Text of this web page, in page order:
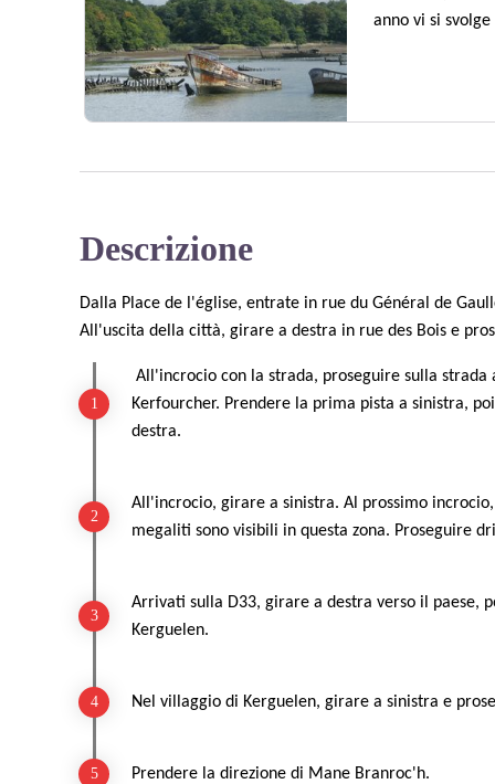
View picture in full screen
anno vi si
Descrizione
Dalla Place de l'église, entrate in rue du Général de
All'uscita della città, girare a destra in rue des Bois e
All'incrocio con la strada, proseguire sulla
Kerfourcher. Prendere la prima pista a sinistra,
destra.
All'incrocio, girare a sinistra. Al prossimo
megaliti sono visibili in questa zona. Proseguire
Arrivati sulla D33, girare a destra verso il paese,
Kerguelen.
Nel villaggio di Kerguelen, girare a sinistra e
Prendere la direzione di Mane Branroc'h.